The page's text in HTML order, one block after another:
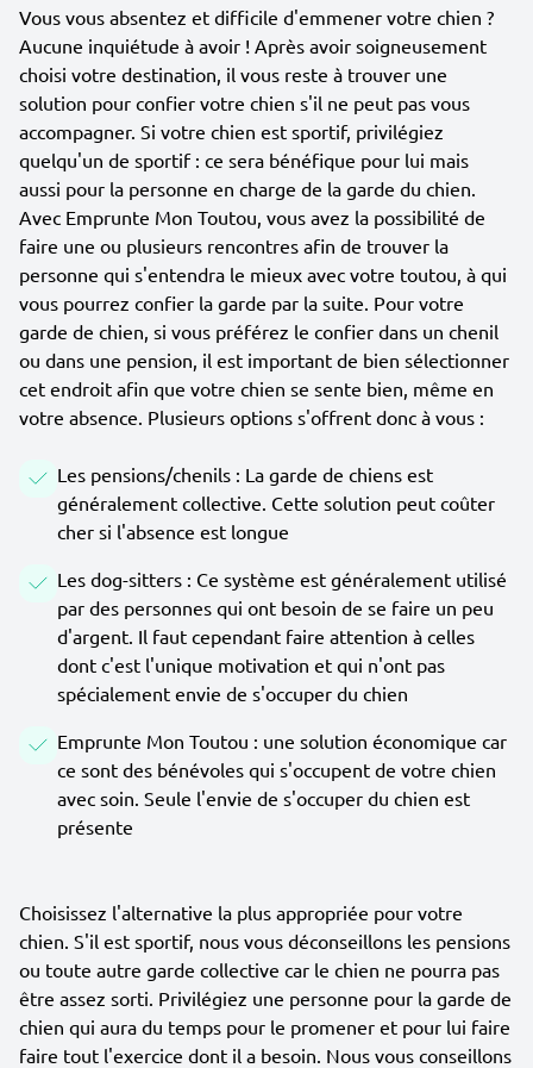
Vous vous absentez et difficile d'emmener votre chien ?
Aucune inquiétude à avoir ! Après avoir soigneusement
choisi votre destination, il vous reste à trouver une
solution pour confier votre chien s'il ne peut pas vous
accompagner. Si votre chien est sportif, privilégiez
quelqu'un de sportif : ce sera bénéfique pour lui mais
aussi pour la personne en charge de la garde du chien.
Avec Emprunte Mon Toutou, vous avez la possibilité de
faire une ou plusieurs rencontres afin de trouver la
personne qui s'entendra le mieux avec votre toutou, à qui
vous pourrez confier la garde par la suite. Pour votre
garde de chien, si vous préférez le confier dans un chenil
ou dans une pension, il est important de bien sélectionner
cet endroit afin que votre chien se sente bien, même en
votre absence. Plusieurs options s'offrent donc à vous :
Les pensions/chenils : La garde de chiens est
généralement collective. Cette solution peut coûter
cher si l'absence est longue
Les dog-sitters : Ce système est généralement utilisé
par des personnes qui ont besoin de se faire un peu
d'argent. Il faut cependant faire attention à celles
dont c'est l'unique motivation et qui n'ont pas
spécialement envie de s'occuper du chien
Emprunte Mon Toutou : une solution économique car
ce sont des bénévoles qui s'occupent de votre chien
avec soin. Seule l'envie de s'occuper du chien est
présente
Choisissez l'alternative la plus appropriée pour votre
chien. S'il est sportif, nous vous déconseillons les pensions
ou toute autre garde collective car le chien ne pourra pas
être assez sorti. Privilégiez une personne pour la garde de
chien qui aura du temps pour le promener et pour lui faire
faire tout l'exercice dont il a besoin. Nous vous conseillons